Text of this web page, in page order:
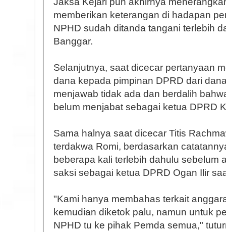
memberikan keterangan di hadapan
NPHD sudah ditanda tangani terlebih
Banggar.
Selanjutnya, saat dicecar pertanyaan
dana kepada pimpinan DPRD dari
menjawab tidak ada dan berdalih
belum menjabat sebagai ketua DPRD
Sama halnya saat dicecar Titis
terdakwa Romi, berdasarkan
beberapa kali terlebih dahulu sebelum
saksi sebagai ketua DPRD Ogan Ilir
"Kami hanya membahas terkait
kemudian diketok palu, namun untuk
NPHD tu ke pihak Pemda semua,"